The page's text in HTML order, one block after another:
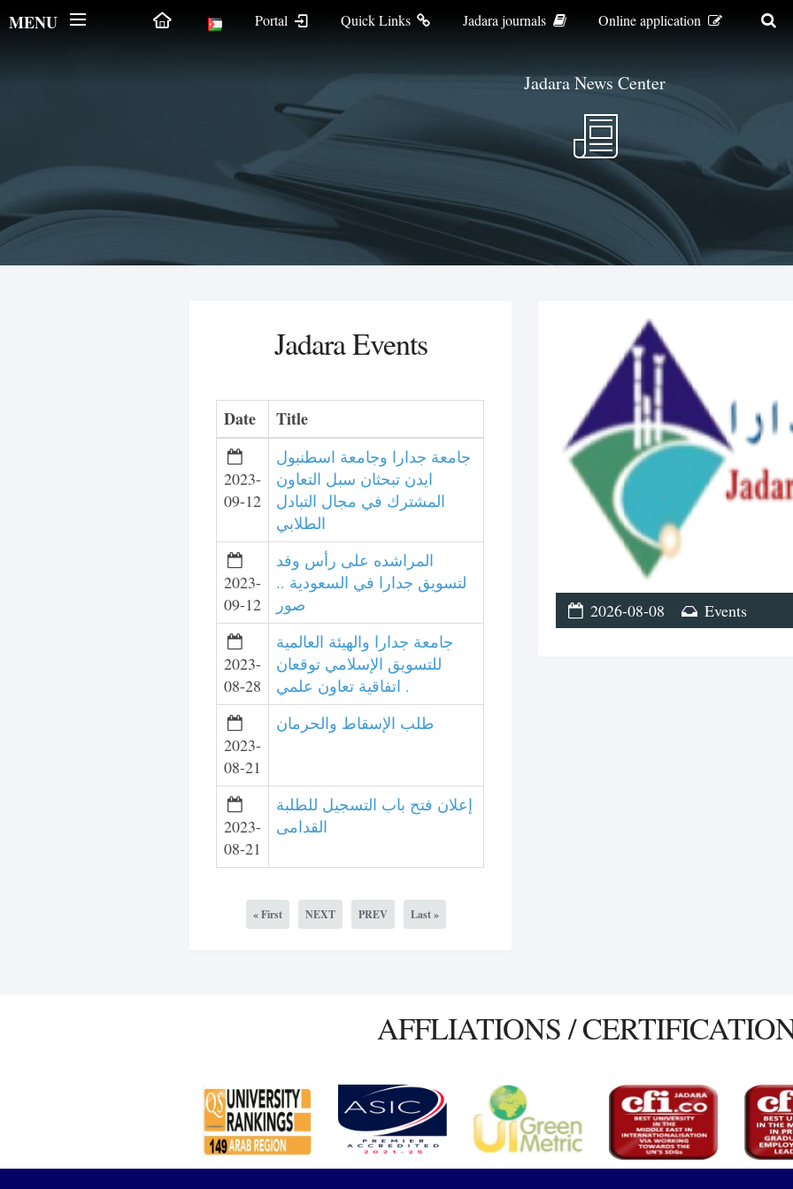
Portal Quick Links Jadara journals Online application
MENU
Jadara News Center
Jadara Events
Date Title
2023-
09-12
جامعة جدارا وجامعة اسطنبول
ايدن تبحثان سبل التعاون
المشترك في مجال التبادل
الطلابي
2023-
09-12
المراشده على رأس وفد
لتسويق جدارا في السعودية ..
صور
2023-
08-28
جامعة جدارا والهيئة العالمية
للتسويق الإسلامي توقعان
اتفاقية تعاون علمي .
2023-
08-21
طلب الإسقاط والحرمان
2023-
08-21
إعلان فتح باب التسجيل للطلبة
القدامى
« First NEXT PREV Last »
2026-08-08 Events
AFFLIATIONS /